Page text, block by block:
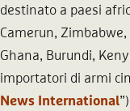
destinato a paesi
Camerun,
Ghana, Burundi,
importatori di armi
News International